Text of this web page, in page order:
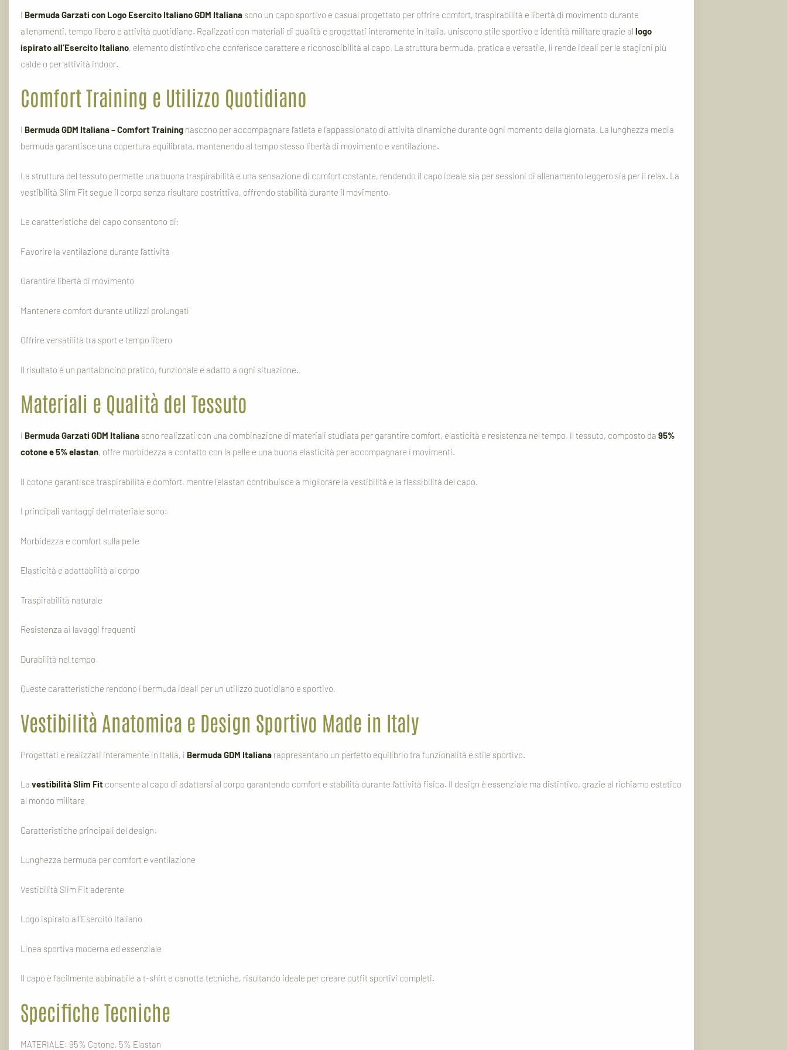
I Bermuda Garzati con Logo Esercito Italiano GDM Italiana sono un capo sportivo e casual progettato per offrire comfort, traspirabilità e libertà di movimento durante
allenamenti, tempo libero e attività quotidiane. Realizzati con materiali di qualità e progettati interamente in Italia, uniscono stile sportivo e identità militare grazie al logo
ispirato all’Esercito Italiano, elemento distintivo che conferisce carattere e riconoscibilità al capo. La struttura bermuda, pratica e versatile, li rende ideali per le stagioni più
calde o per attività indoor.
Comfort Training e Utilizzo Quotidiano
I Bermuda GDM Italiana – Comfort Training nascono per accompagnare l’atleta e l’appassionato di attività dinamiche durante ogni momento della giornata. La lunghezza media
bermuda garantisce una copertura equilibrata, mantenendo al tempo stesso libertà di movimento e ventilazione.
La struttura del tessuto permette una buona traspirabilità e una sensazione di comfort costante, rendendo il capo ideale sia per sessioni di allenamento leggero sia per il relax. La
vestibilità Slim Fit segue il corpo senza risultare costrittiva, offrendo stabilità durante il movimento.
Le caratteristiche del capo consentono di:
Favorire la ventilazione durante l’attività
Garantire libertà di movimento
Mantenere comfort durante utilizzi prolungati
Offrire versatilità tra sport e tempo libero
Il risultato è un pantaloncino pratico, funzionale e adatto a ogni situazione.
Materiali e Qualità del Tessuto
I Bermuda Garzati GDM Italiana sono realizzati con una combinazione di materiali studiata per garantire comfort, elasticità e resistenza nel tempo. Il tessuto, composto da 95%
cotone e 5% elastan, offre morbidezza a contatto con la pelle e una buona elasticità per accompagnare i movimenti.
Il cotone garantisce traspirabilità e comfort, mentre l’elastan contribuisce a migliorare la vestibilità e la flessibilità del capo.
I principali vantaggi del materiale sono:
Morbidezza e comfort sulla pelle
Elasticità e adattabilità al corpo
Traspirabilità naturale
Resistenza ai lavaggi frequenti
Durabilità nel tempo
Queste caratteristiche rendono i bermuda ideali per un utilizzo quotidiano e sportivo.
Vestibilità Anatomica e Design Sportivo Made in Italy
Progettati e realizzati interamente in Italia, i Bermuda GDM Italiana rappresentano un perfetto equilibrio tra funzionalità e stile sportivo.
La vestibilità Slim Fit consente al capo di adattarsi al corpo garantendo comfort e stabilità durante l’attività fisica. Il design è essenziale ma distintivo, grazie al richiamo estetico
al mondo militare.
Caratteristiche principali del design:
Lunghezza bermuda per comfort e ventilazione
Vestibilità Slim Fit aderente
Logo ispirato all’Esercito Italiano
Linea sportiva moderna ed essenziale
Il capo è facilmente abbinabile a t-shirt e canotte tecniche, risultando ideale per creare outfit sportivi completi.
Specifiche Tecniche
MATERIALE: 95% Cotone, 5% Elastan